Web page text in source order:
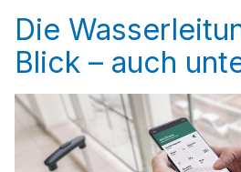
Die
Blick – auch